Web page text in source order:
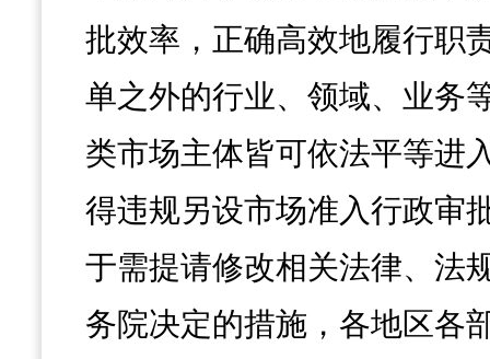
批效率，正确高效地履行职
单之外的行业、领域、业务
类市场主体皆可依法平等进
得违规另设市场准入行政审
于需提请修改相关法律、法
务院决定的措施，各地区各